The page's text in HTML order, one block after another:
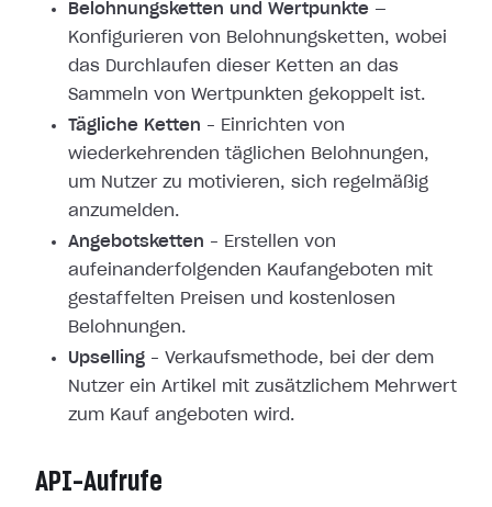
Belohnungsketten und Wertpunkte —
Konfigurieren von Belohnungsketten, wobei
das Durchlaufen dieser Ketten an das
Sammeln von Wertpunkten gekoppelt ist.
Tägliche Ketten – Einrichten von
wiederkehrenden täglichen Belohnungen,
um Nutzer zu motivieren, sich regelmäßig
anzumelden.
Angebotsketten – Erstellen von
aufeinanderfolgenden Kaufangeboten mit
gestaffelten Preisen und kostenlosen
Belohnungen.
Upselling – Verkaufsmethode, bei der dem
Nutzer ein Artikel mit zusätzlichem Mehrwert
zum Kauf angeboten wird.
API-Aufrufe